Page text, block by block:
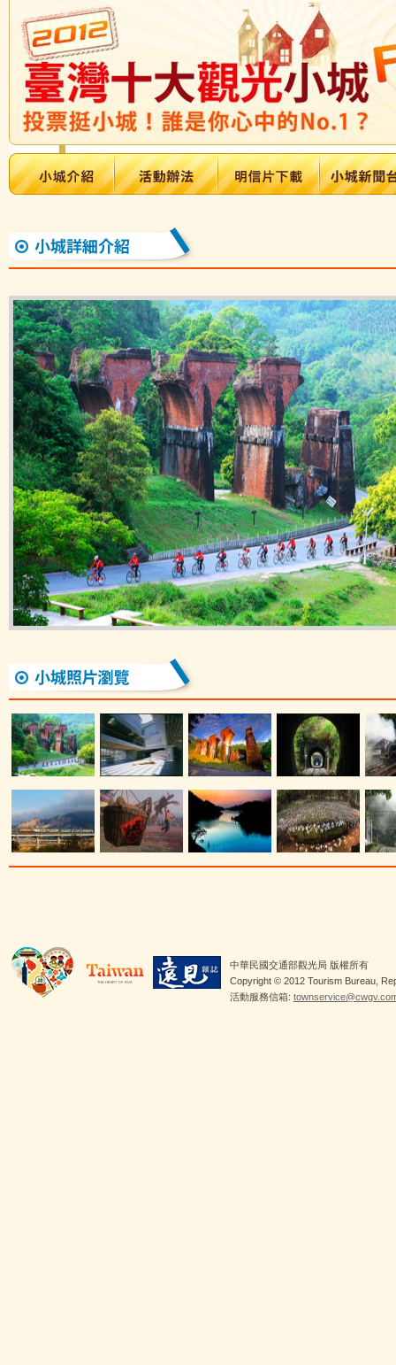
中華民國交通部觀光局 版權所有
Copyright © 2012 Tourism Bureau,
活動服務信箱: